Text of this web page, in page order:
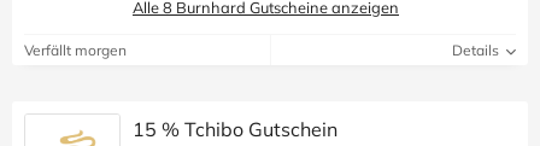
Alle 8 Burnhard Gutscheine anzeigen
Verfällt morgen Details
15 % Tchibo Gutschein